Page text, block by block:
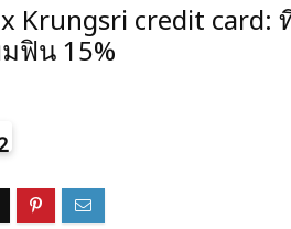
Krungsri credit card:
ฟิน 15%